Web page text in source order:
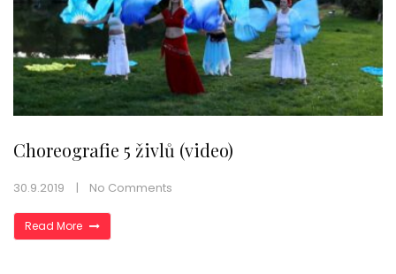
Choreografie 5 živlů (video)
30.9.2019 No Comments
Read More